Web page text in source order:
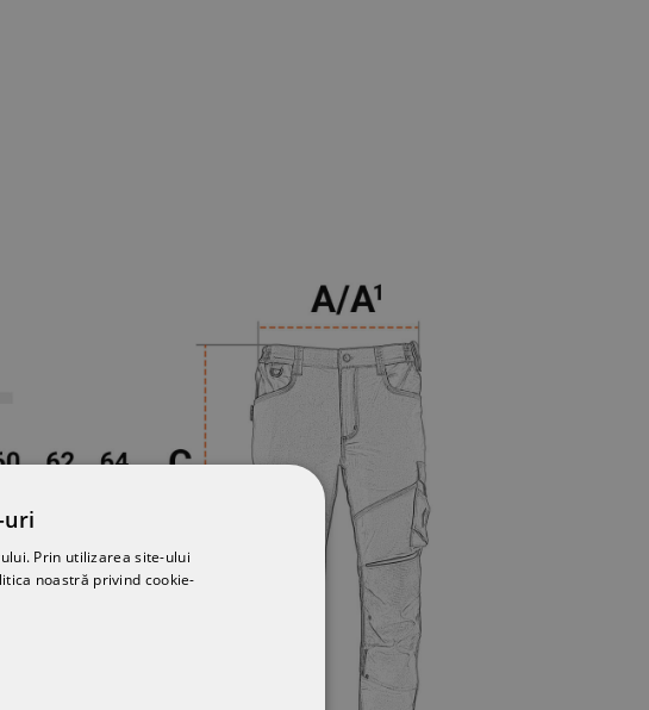
uri
Prin utilizarea site-ului
noastră privind cookie-